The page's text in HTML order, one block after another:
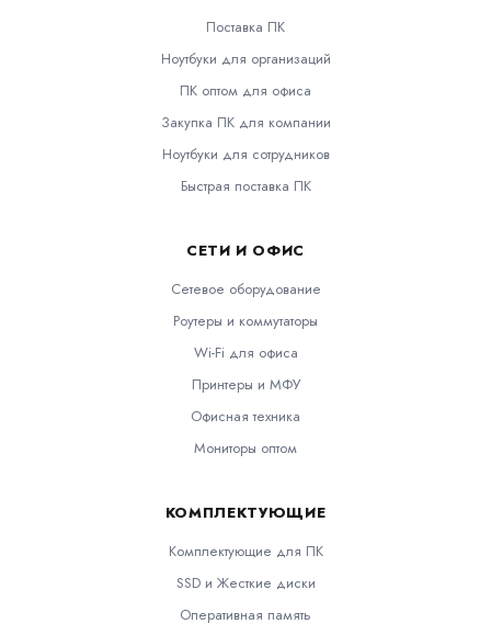
Поставка ПК
Ноутбуки для организаций
ПК оптом для офиса
Закупка ПК для компании
Ноутбуки для сотрудников
Быстрая поставка ПК
СЕТИ И ОФИС
Сетевое оборудование
Роутеры и коммутаторы
Wi-Fi для офиса
Принтеры и МФУ
Офисная техника
Мониторы оптом
КОМПЛЕКТУЮЩИЕ
Комплектующие для ПК
SSD и Жесткие диски
Оперативная память